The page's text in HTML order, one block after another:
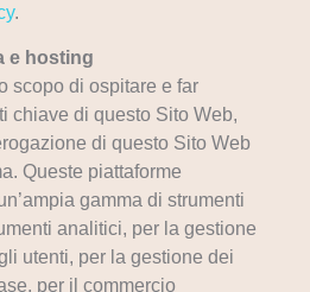
.
e hosting
scopo di ospitare e far
chiave di questo Sito Web,
di questo Sito Web
Queste piattaforme
gamma di strumenti
analitici, per la gestione
utenti, per la gestione dei
per il commercio